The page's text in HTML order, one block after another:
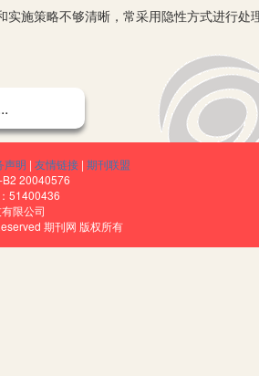
施策略不够清晰，常采用隐性方式进行处
获取科学事实的一种研究方法，包括：
物的过程中，通过研究对象现有状态与发
变化因素较多或总结现象的一般规律时。
声明 | 友情链接 | 期刊联盟
20040576
51400436
限公司
期刊网 版权所有